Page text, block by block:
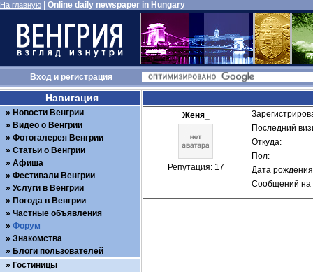
На главную Online daily newspaper in Hungary
Входи регистрация
Женя_
Репутация: 17
Последний
Откуда:
Пол:
Дата
Сообщений на
Навигация
Новости Венгрии
Видео о Венгрии
Фотогалерея Венгрии
Статьи о Венгрии
Афиша
Фестивали Венгрии
Услуги в Венгрии
Погода в Венгрии
Частные объявления
Форум
Знакомства
Блоги пользователей
Гостиницы